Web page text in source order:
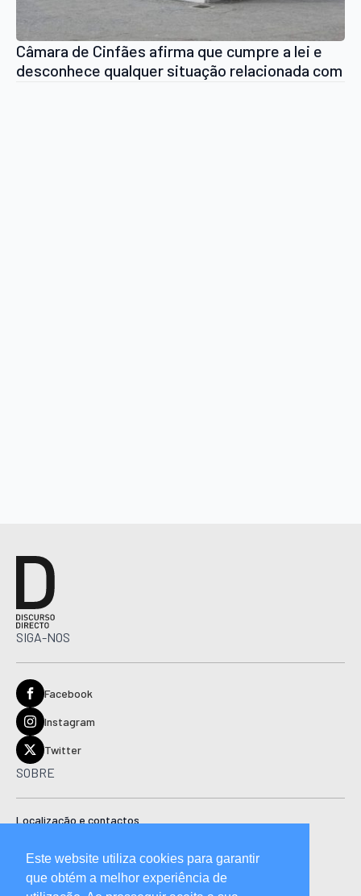
Câmara de Cinfães afirma que cumpre a lei e
desconhece qualquer situação relacionada com
SIGA-NOS
Facebook
Instagram
Twitter
SOBRE
Localização e contactos
Ficha técnica
Manual de boas práticas editoriais e código de conduta
Este website utiliza cookies para garantir
que obtém a melhor experiência de